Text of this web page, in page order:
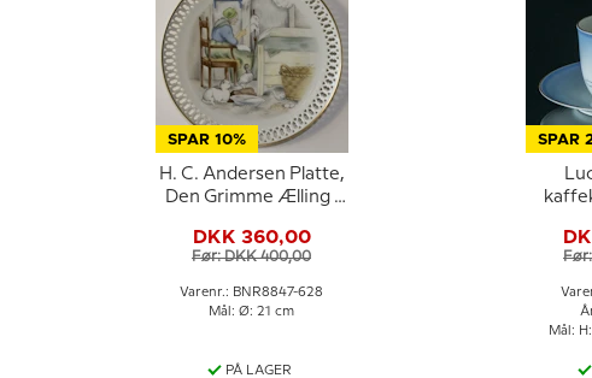
SPAR 10%
H. C. Andersen Platte,
Den Grimme Ælling ,
DKK 360,00
Før: DKK 400,00
Varenr.: BNR8847-628
Mål: Ø: 21 cm
PÅ LAGER
SPAR
Mål: